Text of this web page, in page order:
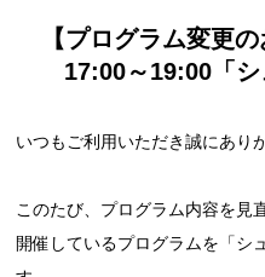
【プログラム変更
17:00～19:00「シ
いつもご利用いただき誠にあり
このたび、プログラム内容を見
開催しているプログラムを「シ